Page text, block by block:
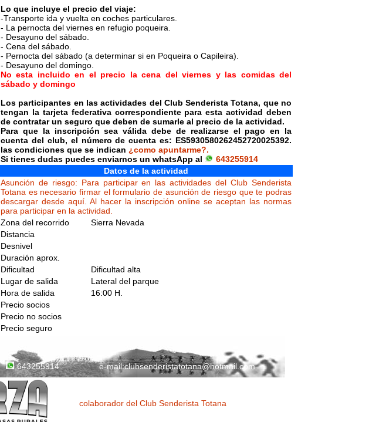
Lo que incluye el precio del viaje:
-Transporte ida y vuelta en coches particulares.
- La pernocta del viernes en refugio poqueira.
- Desayuno del sábado.
- Cena del sábado.
- Pernocta del sábado (a determinar si en Poqueira o Capileira).
- Desayuno del domingo.
No esta incluido en el precio la cena del viernes y las comidas del
sábado y domingo
Los participantes en las actividades del Club Senderista Totana, que no
tengan la tarjeta federativa correspondiente para esta actividad deben
de contratar un seguro que deben de sumarle al precio de la actividad.
Para que la inscripción sea válida debe de realizarse el pago en la
cuenta del club, el número de cuenta es: ES5930580262452720025392.
las condiciones que se indican ¿como apuntarme?.
Si tienes dudas puedes enviarnos un whatsApp al
643255914
Datos de la actividad
Asunción de riesgo: Para participar en las actividades del Club Senderista
Totana es necesario firmar el formulario de asunción de riesgo que te podras
descargar desde aquí. Al hacer la inscripción online se aceptan las normas
para participar en la actividad.
Zona del recorrido
Sierra Nevada
Distancia
Desnivel
Duración aprox.
Dificultad
Dificultad alta
Lugar de salida
Lateral del parque
Hora de salida
16:00 H.
Precio socios
Precio no socios
Precio seguro
643255914 e-mail:clubsenderistatotana@hotmail.com
colaborador del Club Senderista Totana